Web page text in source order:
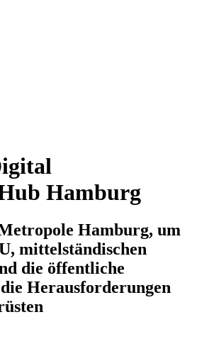
Hamburg
Hamburg, um
mittelständischen
die öffentliche
Herausforderungen